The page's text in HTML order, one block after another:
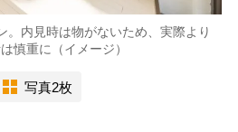
。内見時は物がないため、実際より
慎重に（イメージ）
写真2枚